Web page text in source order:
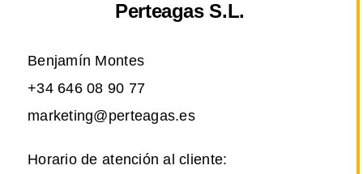
Perteagas S.L.
Benjamín Montes
+34 646 08 90 77
marketing@perteagas.es
Horario de atención al cliente: